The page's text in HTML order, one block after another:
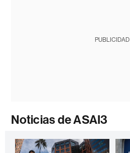
PUBLICIDAD
Noticias de ASAI3